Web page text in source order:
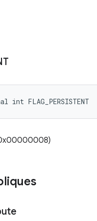
FLAG_PERSISTENT